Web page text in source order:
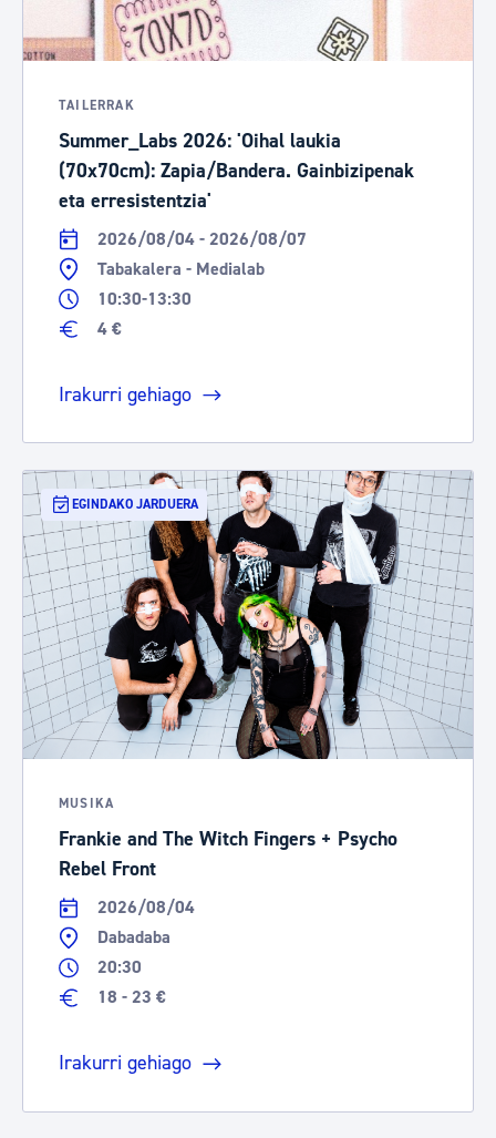
TAILERRAK
Summer_Labs 2026: 'Oihal laukia
(70x70cm): Zapia/Bandera. Gainbizipenak
eta erresistentzia'
2026/08/04 - 2026/08/07
Tabakalera - Medialab
10:30-13:30
4 €
Irakurri gehiago
EGINDAKO JARDUERA
MUSIKA
Frankie and The Witch Fingers + Psycho
Rebel Front
2026/08/04
Dabadaba
20:30
18 - 23 €
Irakurri gehiago